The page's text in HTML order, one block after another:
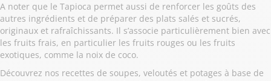
A noter que le Tapioca permet aussi de renforcer les goûts des
autres ingrédients et de préparer des plats salés et sucrés,
originaux et rafraîchissants. Il s’associe particulièrement bien avec
les fruits frais, en particulier les fruits rouges ou les fruits
exotiques, comme la noix de coco.
Découvrez nos recettes de soupes, veloutés et potages à base de